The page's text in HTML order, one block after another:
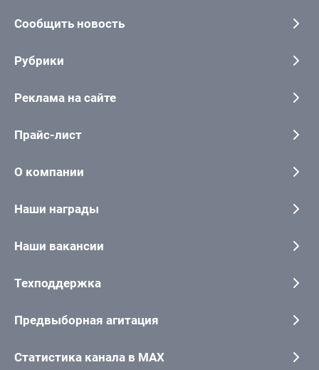
Сообщить новость
Рубрики
Реклама на сайте
Прайс-лист
О компании
Наши награды
Наши вакансии
Техподдержка
Предвыборная агитация
Статистика канала в MAX